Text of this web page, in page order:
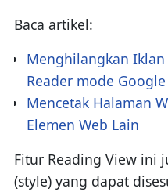
Baca artikel:
Menghilangkan
Reader mode
Mencetak Halaman
Elemen Web Lain
Fitur Reading View ini
(style) yang dapat